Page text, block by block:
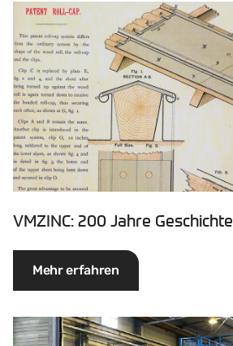
VMZINC: 200 Jahre Geschichte
Mehr erfahren